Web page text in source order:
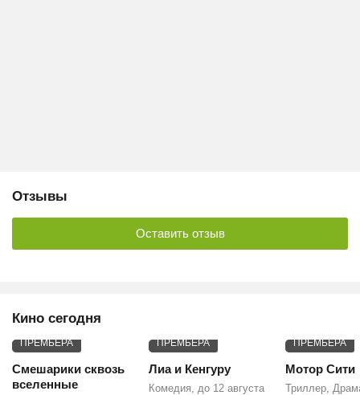
Отзывы
Оставить отзыв
Кино сегодня
ПРЕМЬЕРА
Смешарики сквозь
вселенные
ПРЕМЬЕРА
Лиа и Кенгуру
Комедия, до 12 августа
ПРЕМЬЕРА
Мотор Сити
Триллер,